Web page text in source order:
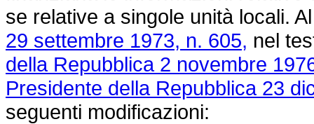
se relative a singole unità locali.
29 settembre 1973, n. 605, nel
della Repubblica 2 novembre
Presidente della Repubblica 23
seguenti modificazioni: